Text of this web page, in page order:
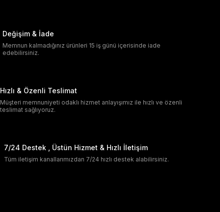
Değişim & İade
Memnun kalmadığınız ürünleri 15 iş günü içerisinde iade
edebilirsiniz.
Hızlı & Özenli Teslimat
Müşteri memnuniyeti odaklı hizmet anlayışımız ile hızlı ve özenli
teslimat sağlıyoruz.
7/24 Destek , Üstün Hizmet & Hızlı İletişim
Tüm iletişim kanallarımızdan 7/24 hızlı destek alabilirsiniz.